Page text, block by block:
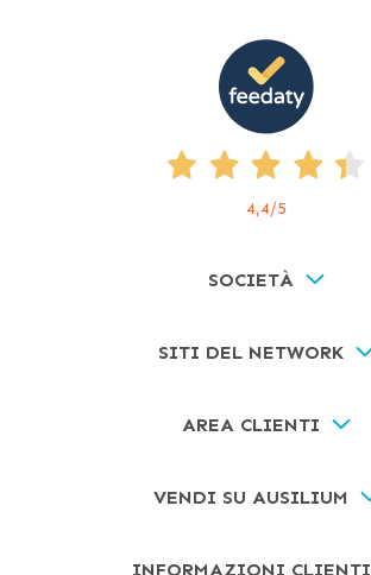
4,4/5
SOCIETÀ
SITI DEL NETWORK
AREA CLIENTI
VENDI SU AUSILIUM
INFORMAZIONI CLIENTI